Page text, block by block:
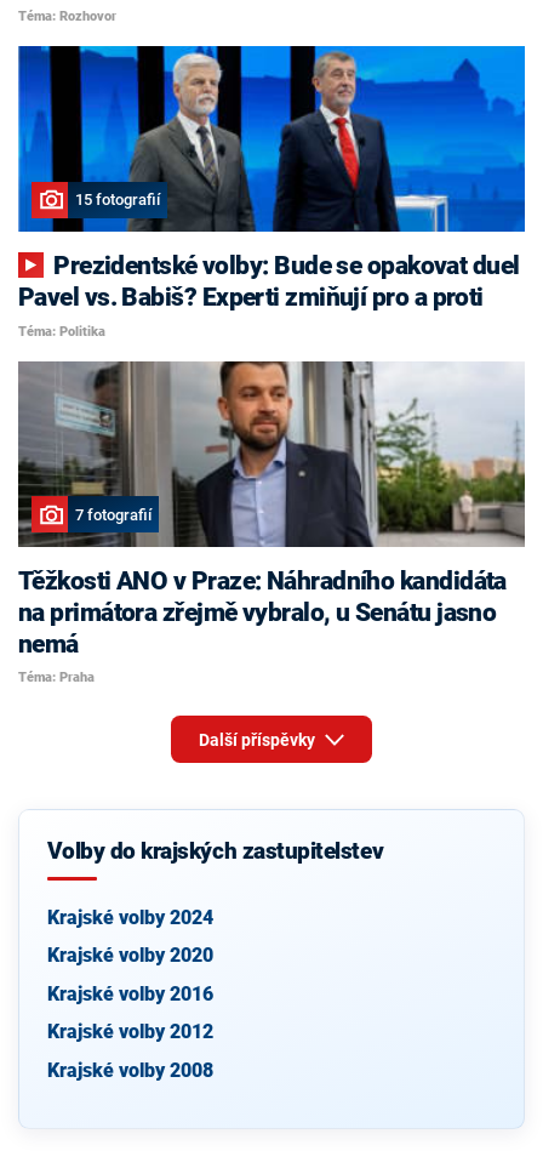
Téma: Rozhovor
15 fotografií
Pavel vs. Babiš? Experti zmiňují pro a proti
Téma: Politika
7 fotografií
Těžkosti ANO v Praze: Náhradního kandidáta
na primátora zřejmě vybralo, u Senátu jasno
nemá
Téma: Praha
Další příspěvky
Volby do krajských zastupitelstev
Krajské volby 2024
Krajské volby 2020
Krajské volby 2016
Krajské volby 2012
Krajské volby 2008